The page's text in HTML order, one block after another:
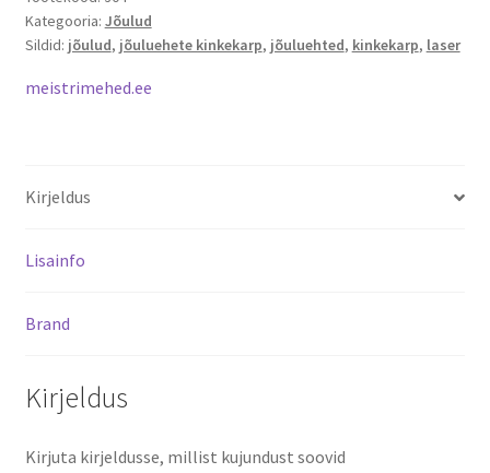
Kategooria: Jõulud
Sildid: jõulud, jõuluehete kinkekarp, jõuluehted, kinkekarp, laser
meistrimehed.ee
Kirjeldus
Lisainfo
Brand
Kirjeldus
Kirjuta kirjeldusse, millist kujundust soovid